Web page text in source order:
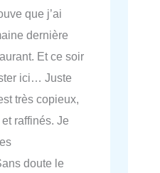
que j’ai
dernière
Et ce soir
ici… Juste
très copieux,
raffinés. Je
doute le